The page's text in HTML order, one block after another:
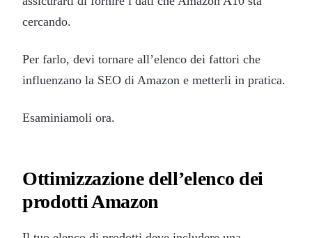
cercando.
Per farlo, devi tornare all’elenco dei fattori che
influenzano la SEO di Amazon e metterli in pratica.
Esaminiamoli ora.
Ottimizzazione dell’elenco dei
prodotti Amazon